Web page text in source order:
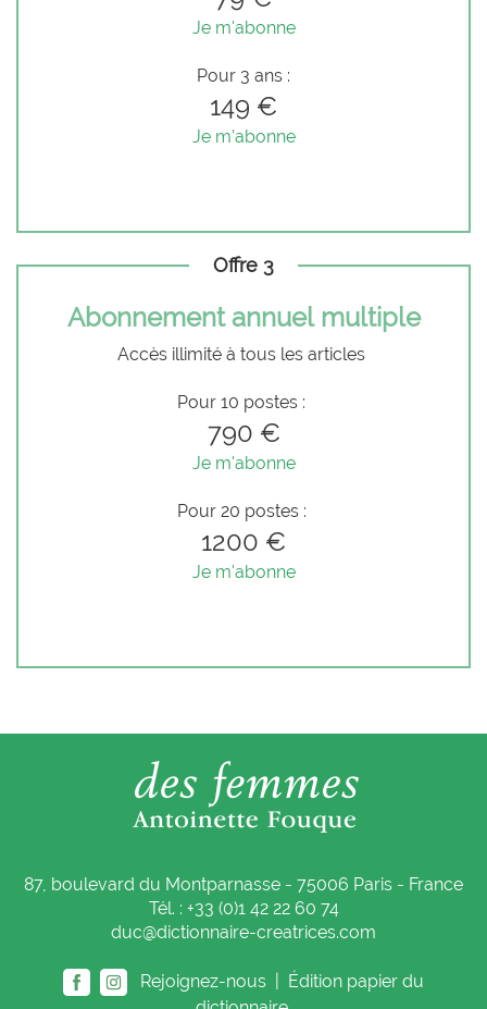
Je m'abonne
Pour 3 ans :
149 €
Je m'abonne
Offre 3
Abonnement annuel multiple
Accès illimité à tous les articles
Pour 10 postes :
790 €
Je m'abonne
Pour 20 postes :
1200 €
Je m'abonne
87, boulevard du Montparnasse - 75006 Paris - France
Tél. : +33 (0)1 42 22 60 74
duc@dictionnaire-creatrices.com
Rejoignez-nous |
Édition papier du